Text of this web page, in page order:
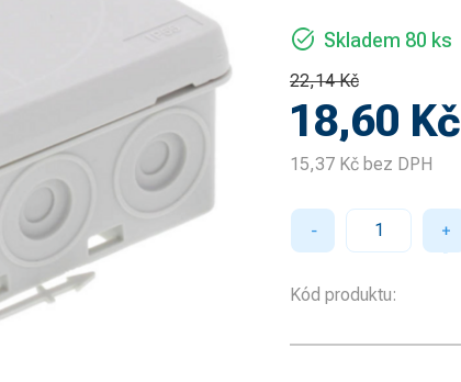
task_alt Skladem 80 ks
22,14 Kč
18,60 Kč
15,37 Kč bez DPH
− +
Kód produktu: